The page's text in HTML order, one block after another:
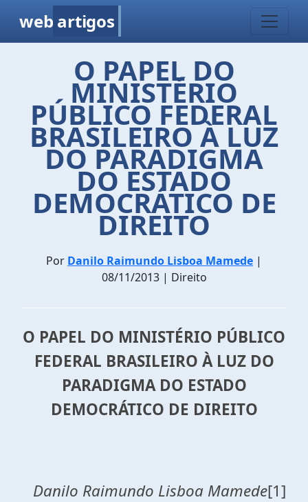
web artigos
O PAPEL DO
MINISTÉRIO
PÚBLICO FEDERAL
BRASILEIRO À LUZ
DO PARADIGMA
DO ESTADO
DEMOCRÁTICO DE
DIREITO
Por Danilo Raimundo Lisboa Mamede |
08/11/2013 | Direito
O PAPEL DO MINISTÉRIO PÚBLICO
FEDERAL BRASILEIRO À LUZ DO
PARADIGMA DO ESTADO
DEMOCRÁTICO DE DIREITO
Danilo Raimundo Lisboa Mamede[1]